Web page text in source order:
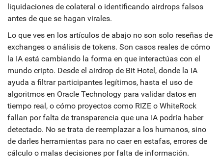
liquidaciones de colateral o identificando airdrops falsos
antes de que se hagan virales.
Lo que ves en los artículos de abajo no son solo reseñas de
exchanges o análisis de tokens. Son casos reales de cómo
la IA está cambiando la forma en que interactúas con el
mundo cripto. Desde el airdrop de Bit Hotel, donde la IA
ayuda a filtrar participantes legítimos, hasta el uso de
algoritmos en Oracle Technology para validar datos en
tiempo real, o cómo proyectos como RIZE o WhiteRock
fallan por falta de transparencia que una IA podría haber
detectado. No se trata de reemplazar a los humanos, sino
de darles herramientas para no caer en estafas, errores de
cálculo o malas decisiones por falta de información.